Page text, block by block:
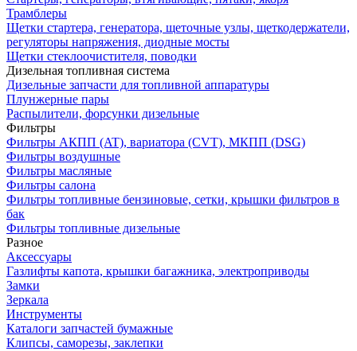
Трамблеры
Щетки стартера, генератора, щеточные узлы, щеткодержатели,
регуляторы напряжения, диодные мосты
Щетки стеклоочистителя, поводки
Дизельная топливная система
Дизельные запчасти для топливной аппаратуры
Плунжерные пары
Распылители, форсунки дизельные
Фильтры
Фильтры АКПП (AT), вариатора (CVT), МКПП (DSG)
Фильтры воздушные
Фильтры масляные
Фильтры салона
Фильтры топливные бензиновые, сетки, крышки фильтров в
бак
Фильтры топливные дизельные
Разное
Аксесcуары
Газлифты капота, крышки багажника, электроприводы
Замки
Зеркала
Инструменты
Каталоги запчастей бумажные
Клипсы, саморезы, заклепки